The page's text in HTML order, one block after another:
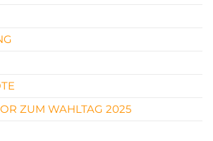
ZUM WAHLTAG 2025